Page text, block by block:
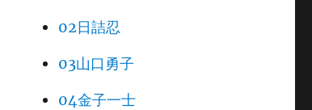
02日詰忍
03山口勇子
04金子一士